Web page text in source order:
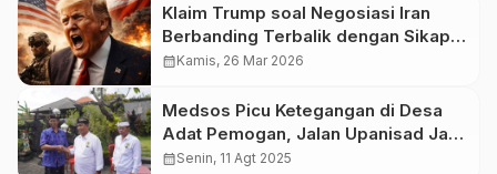
Klaim Trump soal Negosiasi Iran
Berbanding Terbalik dengan Sikap
Teheran, Ketegangan Masih
calendar_monthKamis, 26 Mar 2026
Medsos Picu Ketegangan di Desa
Adat Pemogan, Jalan Upanisad Jadi
Pilihan Damai
calendar_monthSenin, 11 Agt 2025